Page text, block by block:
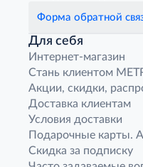
Форма обратной
Для себя
Интернет-магазин
Стань клиентом
Акции, скидки,
Доставка клиентам
Условия доставки
Подарочные карты.
Скидка за подписку